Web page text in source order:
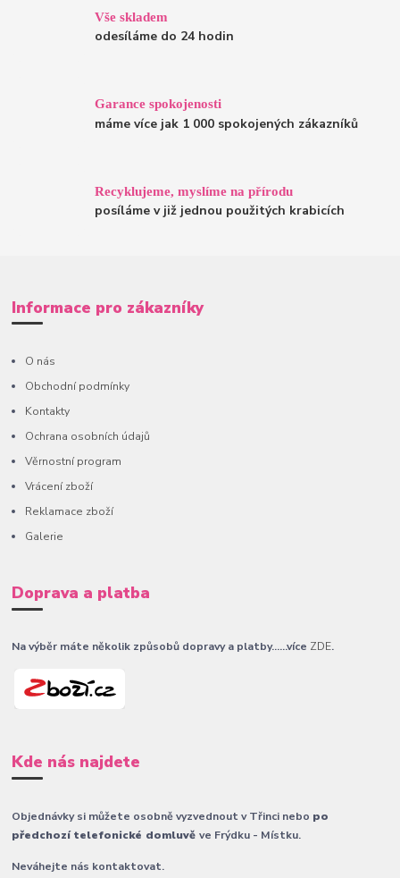
Vše skladem
odesíláme do 24 hodin
Garance spokojenosti
máme více jak 1 000 spokojených zákazníků
Recyklujeme, myslíme na přírodu
posíláme v již jednou použitých krabicích
Informace pro zákazníky
O nás
Obchodní podmínky
Kontakty
Ochrana osobních údajů
Věrnostní program
Vrácení zboží
Reklamace zboží
Galerie
Doprava a platba
Na výběr máte několik způsobů dopravy a platby......více ZDE.
Kde nás najdete
Objednávky si můžete osobně vyzvednout v Třinci nebo po
předchozí telefonické domluvěve Frýdku - Místku.
Neváhejte nás kontaktovat.